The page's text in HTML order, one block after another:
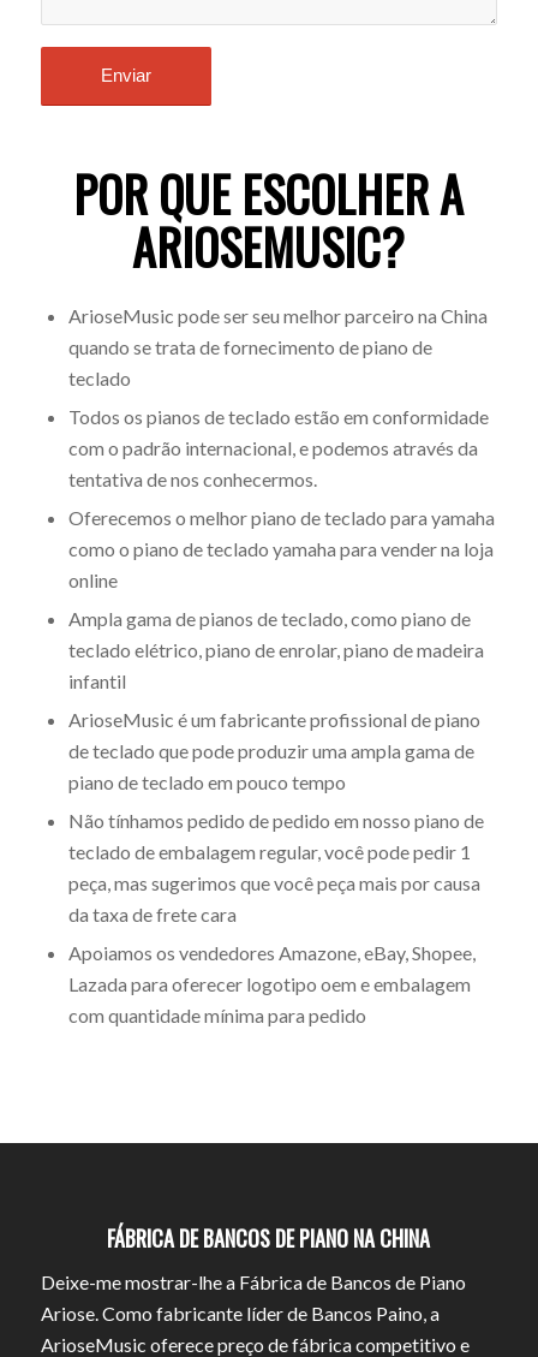
POR QUE ESCOLHER A
ARIOSEMUSIC?
ArioseMusic pode ser seu melhor parceiro na China
quando se trata de fornecimento de piano de
teclado
Todos os pianos de teclado estão em conformidade
com o padrão internacional, e podemos através da
tentativa de nos conhecermos.
Oferecemos o melhor piano de teclado para yamaha
como o piano de teclado yamaha para vender na loja
online
Ampla gama de pianos de teclado, como piano de
teclado elétrico, piano de enrolar, piano de madeira
infantil
ArioseMusic é um fabricante profissional de piano
de teclado que pode produzir uma ampla gama de
piano de teclado em pouco tempo
Não tínhamos pedido de pedido em nosso piano de
teclado de embalagem regular, você pode pedir 1
peça, mas sugerimos que você peça mais por causa
da taxa de frete cara
Apoiamos os vendedores Amazone, eBay, Shopee,
Lazada para oferecer logotipo oem e embalagem
com quantidade mínima para pedido
FÁBRICA DE BANCOS DE PIANO NA CHINA
Deixe-me mostrar-lhe a Fábrica de Bancos de Piano
Ariose. Como fabricante líder de Bancos Paino, a
ArioseMusic oferece preço de fábrica competitivo e